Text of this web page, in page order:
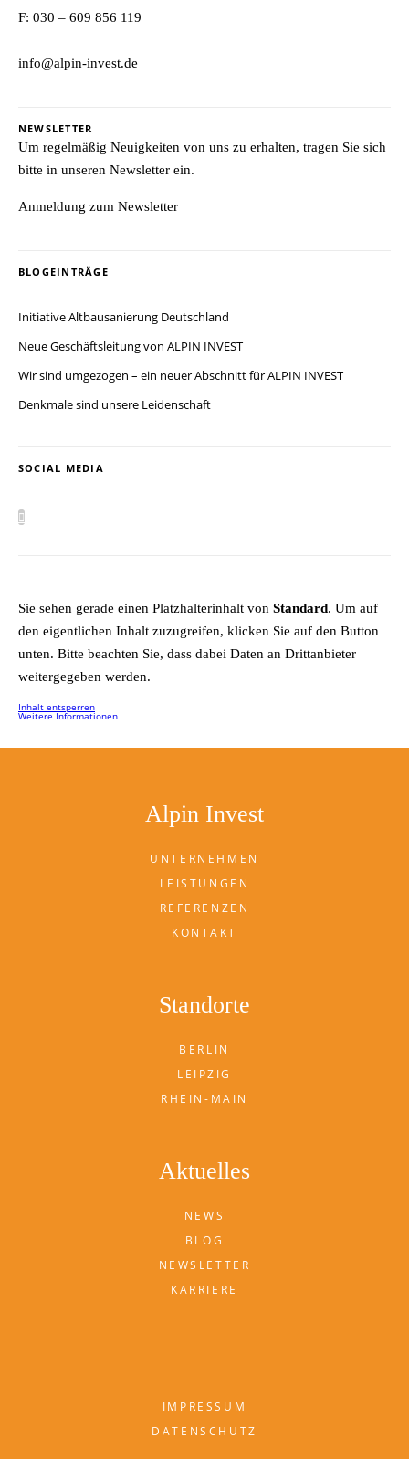
F: 030 – 609 856 119
info@alpin-invest.de
NEWSLETTER
Um regelmäßig Neuigkeiten von uns zu erhalten, tragen Sie sich
bitte in unseren Newsletter ein.
Anmeldung zum Newsletter
BLOGEINTRÄGE
Initiative Altbausanierung Deutschland
Neue Geschäftsleitung von ALPIN INVEST
Wir sind umgezogen – ein neuer Abschnitt für ALPIN INVEST
Denkmale sind unsere Leidenschaft
SOCIAL MEDIA
Sie sehen gerade einen Platzhalterinhalt von Standard. Um auf
den eigentlichen Inhalt zuzugreifen, klicken Sie auf den Button
unten. Bitte beachten Sie, dass dabei Daten an Drittanbieter
weitergegeben werden.
Inhalt entsperren
Weitere Informationen
Alpin Invest
UNTERNEHMEN
LEISTUNGEN
REFERENZEN
KONTAKT
Standorte
BERLIN
LEIPZIG
RHEIN-MAIN
Aktuelles
NEWS
BLOG
NEWSLETTER
KARRIERE
IMPRESSUM
DATENSCHUTZ